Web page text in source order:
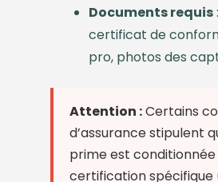
Documents requis
certificat de
pro, photos des
Attention :Certains
d’assurance stipulent
prime est conditionnée
certification spécifique